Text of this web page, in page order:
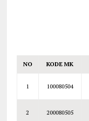
NO KODE MK
1 100080504
2 200080505